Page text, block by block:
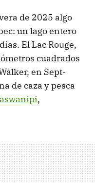
de 2025 algo
un lago entero
El Lac Rouge,
cuadrados
en Sept-
de caza y pesca
,